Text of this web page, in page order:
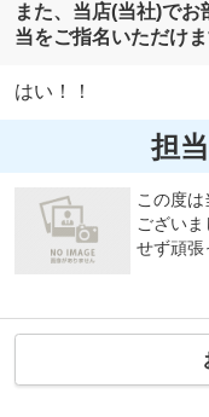
また、当店(当社)で
当をご指名いただけ
はい！！
担
この度は
ござい
せず頑張